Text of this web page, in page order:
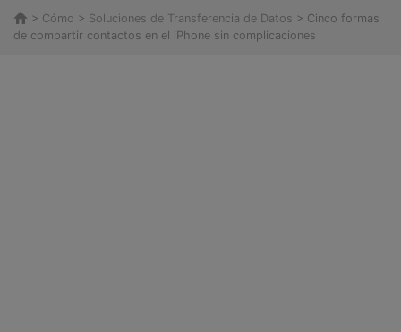
> Cómo > Soluciones de Transferencia de Datos > Cinco formas
de compartir contactos en el iPhone sin complicaciones